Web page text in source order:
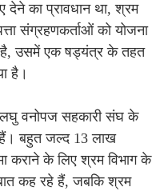
देने का प्रावधान था, श्रम
संग्रहणकर्ताओं को योजना
है, उसमें एक षड्यंत्र के तहत
है।
लघु वनोपज सहकारी संघ के
हैं। बहुत जल्द 13 लाख
कराने के लिए श्रम विभाग के
कह रहे हैं, जबकि श्रम